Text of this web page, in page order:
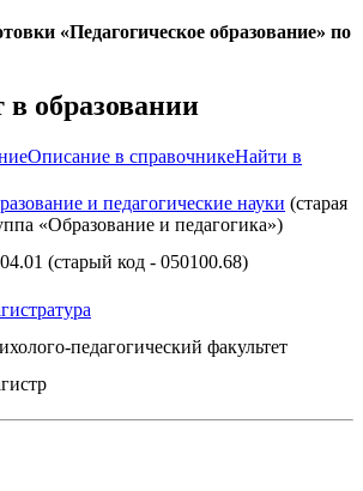
«Педагогическое образование» по
образовании
Описание в справочникеНайти в
и педагогические науки (старая
«Образование и педагогика»)
(старый код - 050100.68)
педагогический факультет